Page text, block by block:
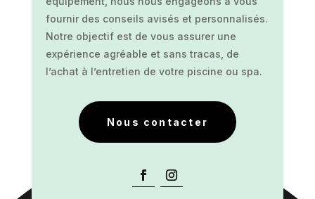
fournir des conseils avisés et personnalisés.
Notre objectif est de vous assurer une
expérience agréable et sans tracas, de
l’achat à l’entretien de votre piscine ou spa.
Nous contacter